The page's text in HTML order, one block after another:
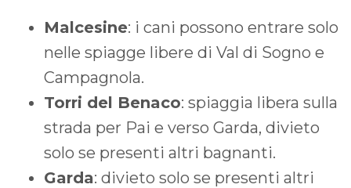
Malcesine: i cani possono entrare solo
nelle spiagge libere di Val di Sogno e
Campagnola.
Torri del Benaco: spiaggia libera sulla
strada per Pai e verso Garda, divieto
solo se presenti altri bagnanti.
Garda: divieto solo se presenti altri